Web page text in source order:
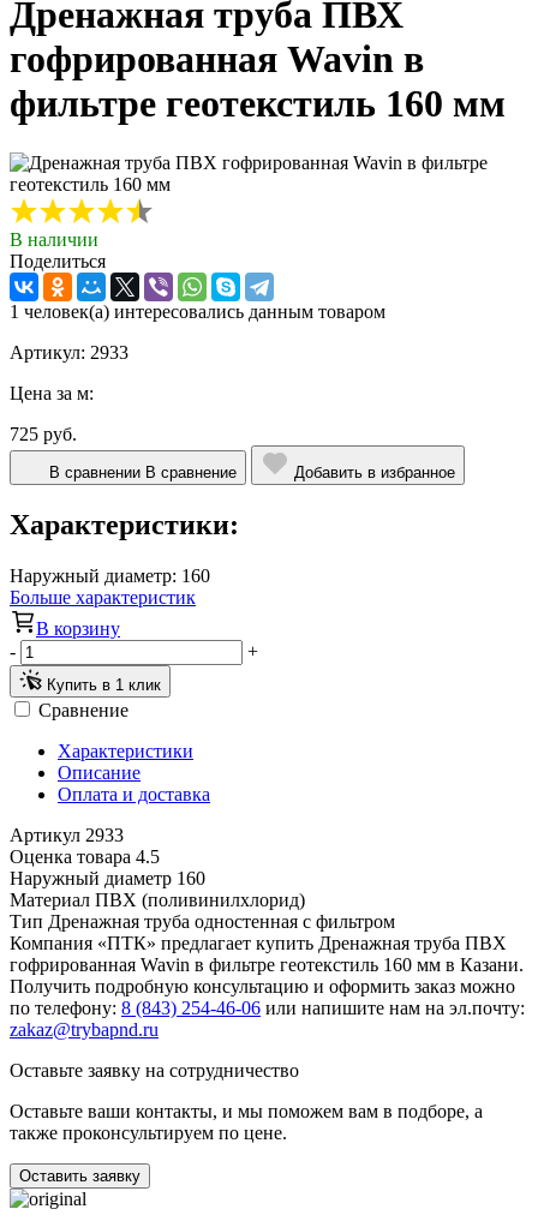
Дренажная труба ПВХ
гофрированная Wavin в
фильтре геотекстиль 160 мм
В наличии
Поделиться
1 человек(а) интересовались данным товаром
Артикул: 2933
Цена за м:
725 руб.
В сравнении В сравнение Добавить в избранное
Характеристики:
Наружный диаметр: 160
Больше характеристик
В корзину
-
+
Купить в 1 клик
Сравнение
Характеристики
Описание
Оплата и доставка
Артикул 2933
Оценка товара 4.5
Наружный диаметр 160
Материал ПВХ (поливинилхлорид)
Тип Дренажная труба одностенная с фильтром
Компания «ПТК» предлагает купить Дренажная труба ПВХ
гофрированная Wavin в фильтре геотекстиль 160 мм в Казани.
Получить подробную консультацию и оформить заказ можно
по телефону: 8 (843) 254-46-06 или напишите нам на эл.почту:
zakaz@trybapnd.ru
Оставьте заявку на сотрудничество
Оставьте ваши контакты, и мы поможем вам в подборе, а
также проконсультируем по цене.
Оставить заявку